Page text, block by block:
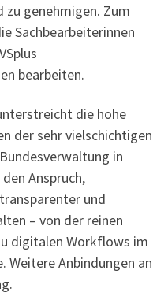
zu genehmigen. Zum
Sachbearbeiterinnen
bearbeiten.
die hohe
der sehr vielschichtigen
in
Anspruch,
und
– von der reinen
digitalen Workflows im
Weitere Anbindungen an